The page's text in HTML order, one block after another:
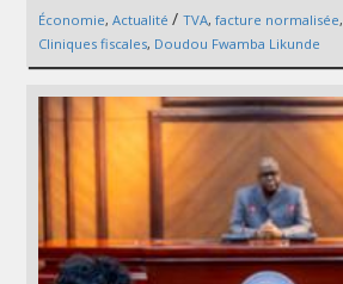
Économie, Actualité / TVA, facture normalisée,
Cliniques fiscales, Doudou Fwamba Likunde